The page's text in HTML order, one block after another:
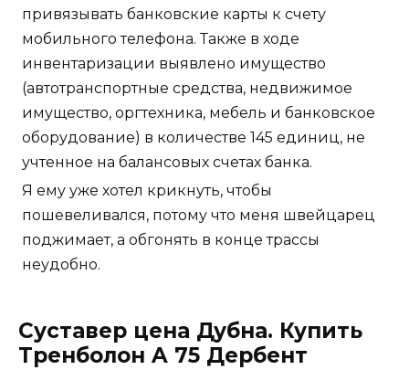
привязывать банковские карты к счету
мобильного телефона. Также в ходе
инвентаризации выявлено имущество
(автотранспортные средства, недвижимое
имущество, оргтехника, мебель и банковское
оборудование) в количестве 145 единиц, не
учтенное на балансовых счетах банка.
Я ему уже хотел крикнуть, чтобы
пошевеливался, потому что меня швейцарец
поджимает, а обгонять в конце трассы
неудобно.
Суставер цена Дубна. Купить
Тренболон A 75 Дербент